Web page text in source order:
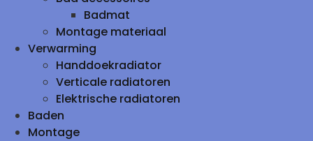
Badmat
Montage materiaal
Verwarming
Handdoekradiator
Verticale radiatoren
Elektrische radiatoren
Baden
Montage